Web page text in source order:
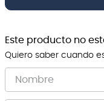
Este producto no
Quiero saber cuando